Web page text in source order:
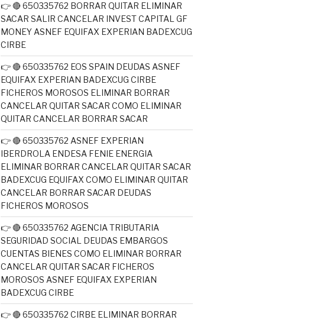
👉 🔴 650335762 BORRAR QUITAR ELIMINAR
SACAR SALIR CANCELAR INVEST CAPITAL GF
MONEY ASNEF EQUIFAX EXPERIAN BADEXCUG
CIRBE
👉 🔴 650335762 EOS SPAIN DEUDAS ASNEF
EQUIFAX EXPERIAN BADEXCUG CIRBE
FICHEROS MOROSOS ELIMINAR BORRAR
CANCELAR QUITAR SACAR COMO ELIMINAR
QUITAR CANCELAR BORRAR SACAR
👉 🔴 650335762 ASNEF EXPERIAN
IBERDROLA ENDESA FENIE ENERGIA
ELIMINAR BORRAR CANCELAR QUITAR SACAR
BADEXCUG EQUIFAX COMO ELIMINAR QUITAR
CANCELAR BORRAR SACAR DEUDAS
FICHEROS MOROSOS
👉 🔴 650335762 AGENCIA TRIBUTARIA
SEGURIDAD SOCIAL DEUDAS EMBARGOS
CUENTAS BIENES COMO ELIMINAR BORRAR
CANCELAR QUITAR SACAR FICHEROS
MOROSOS ASNEF EQUIFAX EXPERIAN
BADEXCUG CIRBE
👉 🔴 650335762 CIRBE ELIMINAR BORRAR